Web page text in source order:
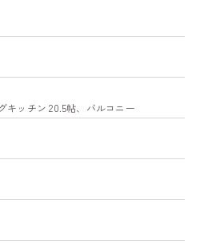
キッチン 20.5帖、バルコニー